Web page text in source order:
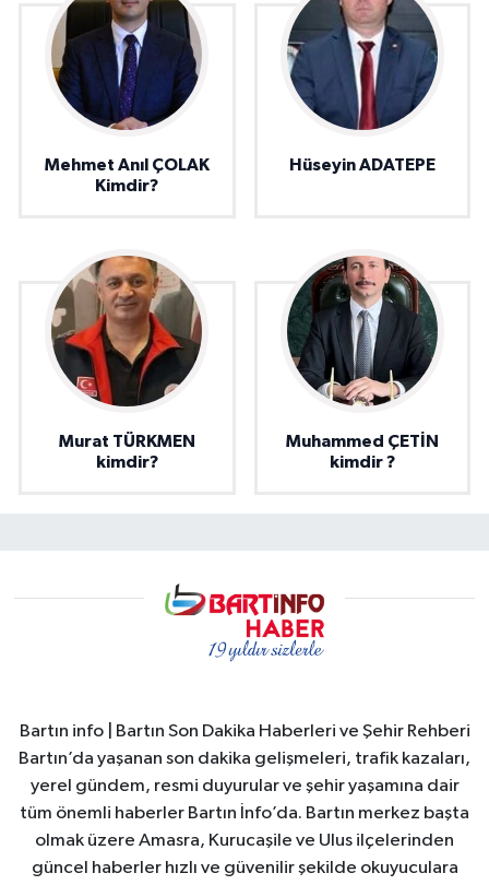
Mehmet Anıl ÇOLAK
Kimdir?
Hüseyin ADATEPE
Murat TÜRKMEN
kimdir?
Muhammed ÇETİN
kimdir ?
Bartın info | Bartın Son Dakika Haberleri ve Şehir Rehberi
Bartın’da yaşanan son dakika gelişmeleri, trafik kazaları,
yerel gündem, resmi duyurular ve şehir yaşamına dair
tüm önemli haberler Bartın İnfo’da. Bartın merkez başta
olmak üzere Amasra, Kurucaşile ve Ulus ilçelerinden
güncel haberler hızlı ve güvenilir şekilde okuyuculara